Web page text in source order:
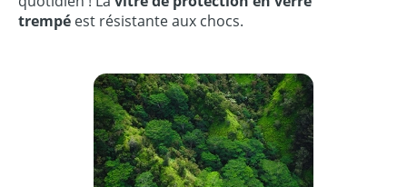
trempé est résistante aux chocs.